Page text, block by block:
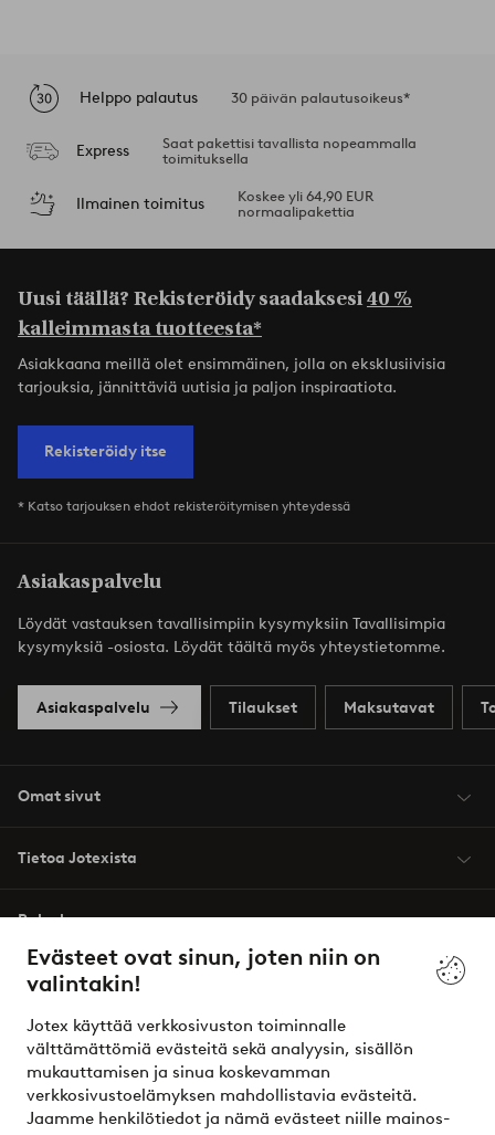
Evästeet ovat sinun, joten niin on
valintakin!
Jotex käyttää verkkosivuston toiminnalle
välttämättömiä evästeitä sekä analyysin, sisällön
mukauttamisen ja sinua koskevamman
verkkosivustoelämyksen mahdollistavia evästeitä.
Jaamme henkilötiedot ja nämä evästeet niille mainos-
Helppo palautus 30 päivän palautusoikeus*
Express
Saat pakettisi tavallista nopeammalla
toimituksella
Ilmainen toimitus
Koskee yli 64,90 EUR
normaalipakettia
Uusi täällä? Rekisteröidy saadaksesi40 %
kalleimmasta tuotteesta*
Asiakkaana meillä olet ensimmäinen, jolla on eksklusiivisia
tarjouksia, jännittäviä uutisia ja paljon inspiraatiota.
Rekisteröidy itse
* Katso tarjouksen ehdot rekisteröitymisen yhteydessä
Asiakaspalvelu
Löydät vastauksen tavallisimpiin kysymyksiin Tavallisimpia
kysymyksiä -osiosta. Löydät täältä myös yhteystietomme.
Asiakaspalvelu Tilaukset Maksutavat
Omat sivut
Tietoa Jotexista
Palvelumme
Ehdot
Ystävät